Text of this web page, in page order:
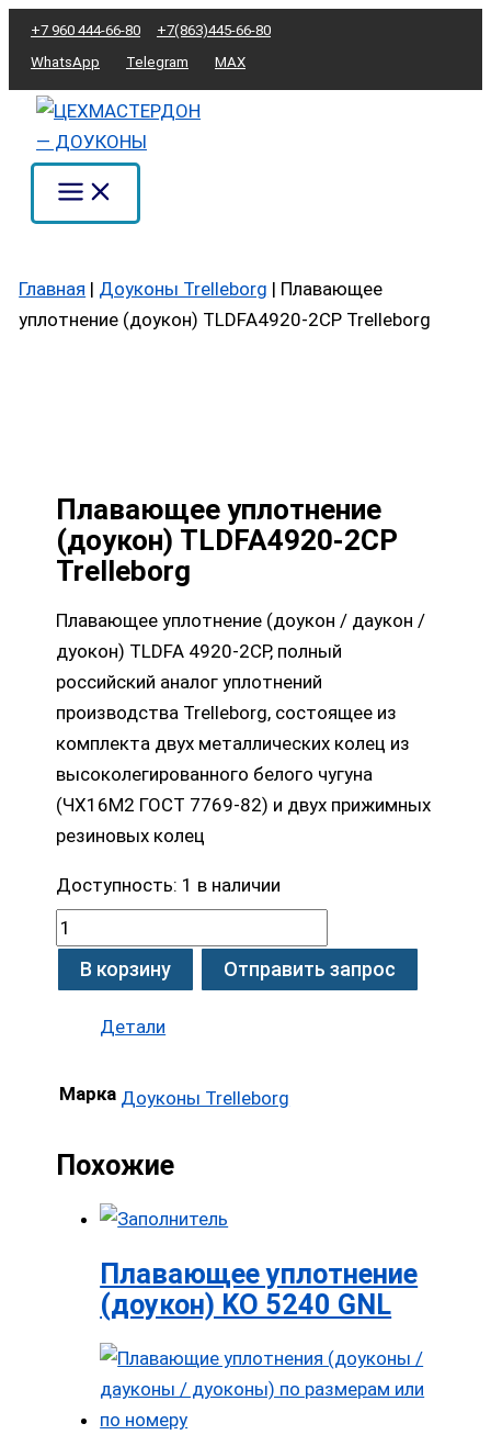
Перейти
содержимому
+7 960 444-66-80
+7(863)445-66-80
WhatsApp
Telegram MAX
Главная | Доуконы Trelleborg | Плавающее
уплотнение (доукон) TLDFA4920-2CP Trelleborg
Плавающее уплотнение
(доукон) TLDFA4920-2CP
Trelleborg
Плавающее уплотнение (доукон / даукон /
дуокон) TLDFA 4920-2CP, полный
российский аналог уплотнений
производства Trelleborg, состоящее из
комплекта двух металлических колец из
высоколегированного белого чугуна
(ЧХ16М2 ГОСТ 7769-82) и двух прижимных
резиновых колец
Доступность: 1 в наличии
Количество
Плавающее
уплотнение
(доукон)
TLDFA4920-
2CP
Trelleborg
В корзину Отправить запрос
Детали
Марка Доуконы Trelleborg
Похожие
Плавающее уплотнение
(доукон) KO 5240 GNL